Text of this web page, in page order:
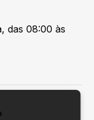
das 08:00 às